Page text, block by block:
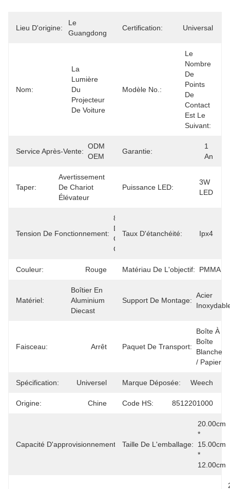
Lieu D'origine:
Le
Guangdong
Certification: Universal
Nom:
La
Lumière
Du
Projecteur
De Voiture
Modèle No.:
Le
Nombre
De
Points
De
Contact
Est Le
Suivant:
Service Après-Vente:
ODM
OEM
Garantie:
1
An
Taper:
Avertissement
De Chariot
Élévateur
Puissance LED:
3W
LED
Tension De Fonctionnement:
8 À 36 V
De
Courant
Continu
Taux D'étanchéité: Ipx4
Couleur: Rouge Matériau De L'objectif: PMMA
Matériel:
Boîtier En
Aluminium
Diecast
Support De Montage:
Acier
Faisceau: Arrêt Paquet De Transport:
Boîte À
Boîte
Blanche
/ Papier
Spécification: Universel Marque Déposée: Weech
Origine: Chine Code HS: 8512201000
Capacité D'approvisionnement:
/ An
Taille De L'emballage:
20.00cm
*
15.00cm
*
12.00cm